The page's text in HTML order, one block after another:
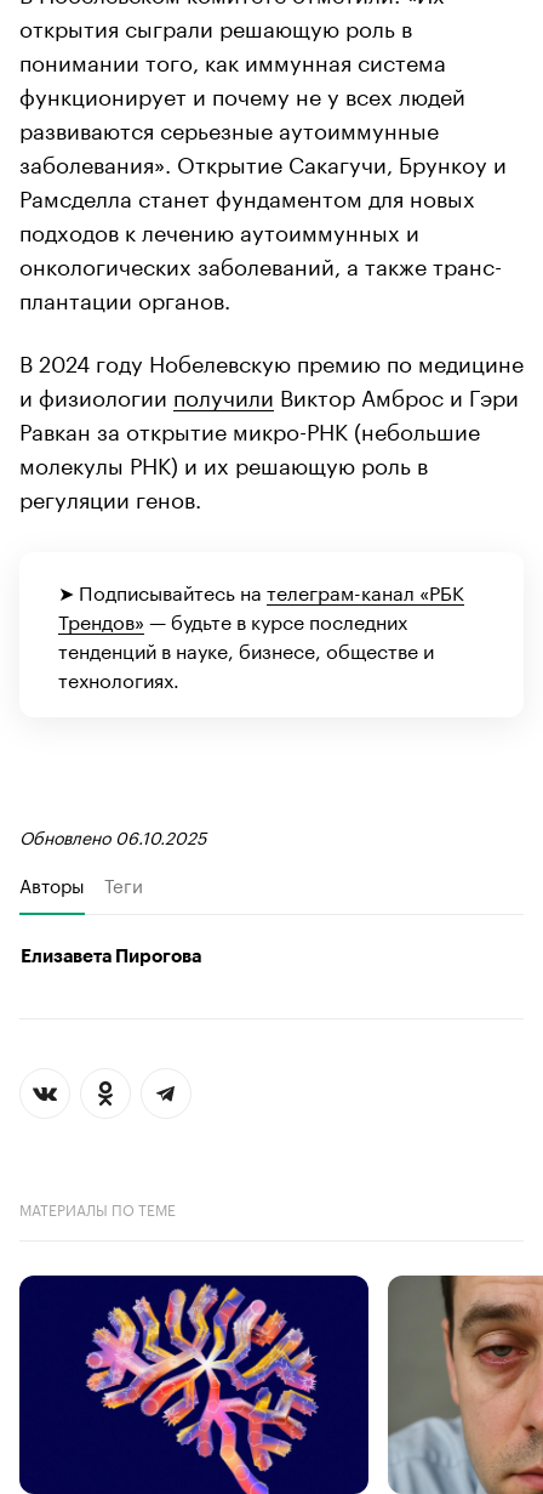
открытия сыграли решающую роль в
понимании того, как иммунная система
функционирует и почему не у всех людей
развиваются серьезные аутоиммунные
заболевания». Открытие Сакагучи, Брункоу и
Рамсделла станет фундаментом для новых
подходов к лечению аутоиммунных и
онкологических заболеваний, а также транс­
плантации органов.
В 2024 году Нобелевскую премию по медицине
и физиологии получили Виктор Амброс и Гэри
Равкан за открытие микро-РНК (небольшие
молекулы РНК) и их решающую роль в
регуляции генов.
➤ Подписывайтесь на телеграм-канал «РБК
Трендов» — будьте в курсе последних
тенденций в науке, бизнесе, обществе и
технологиях.
Обновлено 06.10.2025
Авторы Теги
Елизавета Пирогова
МАТЕРИАЛЫ ПО ТЕМЕ